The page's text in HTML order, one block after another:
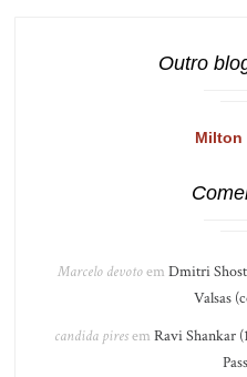
Outro
Milton
Marcelo devotoem Dmitri
Valsas
candida piresem Ravi Shankar